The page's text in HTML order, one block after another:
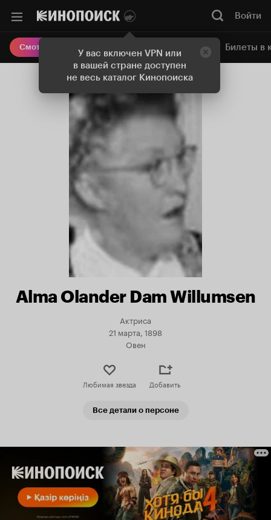
У вас включен VPN или
в вашей стране доступен
не весь каталог Кинопоиска
Войти
Смотреть кино Онлайн-кинотеатр Билеты в
Alma Olander Dam Willumsen
Актриса
21 марта, 1898
Овен
Любимая звезда Добавить
Все детали о персоне